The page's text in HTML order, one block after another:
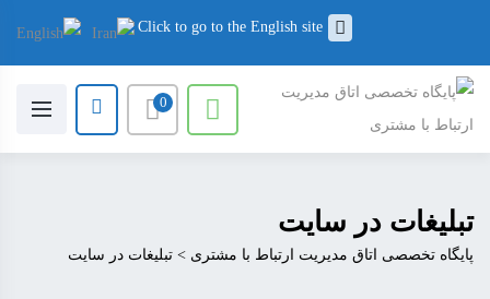
Click to go to the English site
0
تبلیغات در سایت
پایگاه تخصصی اتاق مدیریت ارتباط با مشتری > تبلیغات در سایت